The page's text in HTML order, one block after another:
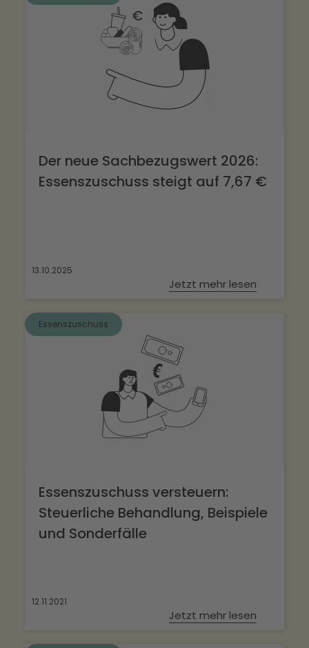
Der neue Sachbezugswert 2026:
Essenszuschuss steigt auf 7,67 €
13.10.2025
Jetzt mehr lesen
Essenszuschuss
Essenszuschuss versteuern:
Steuerliche Behandlung, Beispiele
und Sonderfälle
12.11.2021
Jetzt mehr lesen